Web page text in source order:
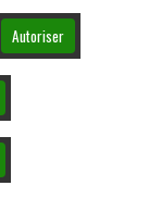
Autoriser